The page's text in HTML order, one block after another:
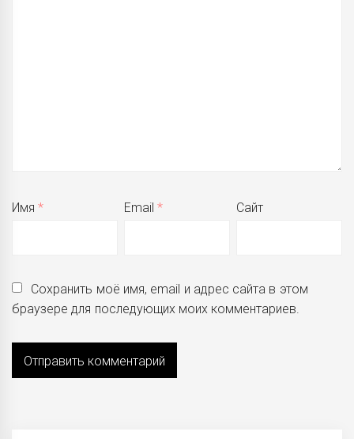
Имя* Email* Сайт
Сохранить моё имя, email и адрес сайта в этом
браузере для последующих моих комментариев.